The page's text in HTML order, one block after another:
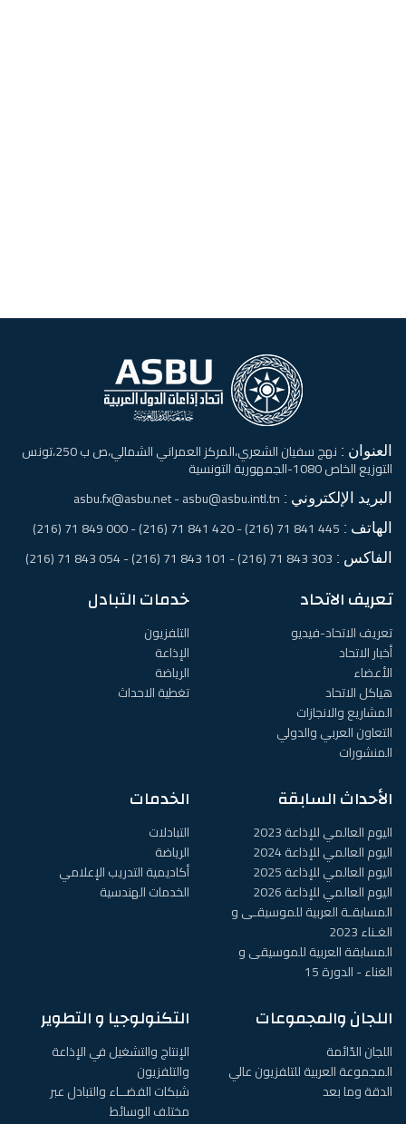
العنوان : نهج سفيان الشعري،المركز العمراني الشمالي،ص ب 250،تونس
التوزيع الخاص 1080-الجمهورية التونسية
البريد الإلكتروني : asbu.fx@asbu.net - asbu@asbu.intl.tn
الهاتف : 445 841 71 (216) - 420 841 71 (216) - 000 849 71 (216)
الفاكس : 303 843 71 (216) - 101 843 71 (216) - 054 843 71 (216)
تعريف الاتحاد
تعريف الاتحاد-فيديو
أخبار الاتحاد
الأعضاء
هياكل الاتحاد
المشاريع والانجازات
التعاون العربي والدولي
المنشورات
خدمات التبادل
التلفزيون
الإذاعة
الرياضة
تغطية الاحداث
الأحداث السابقة
اليوم العالمي للإذاعة 2023
اليوم العالمي للإذاعة 2024
اليوم العالمي للإذاعة 2025
اليوم العالمي للإذاعة 2026
المسابقـة العربية للموسيقـى و
الغـناء 2023
المسابقة العربية للموسيقى و
الغناء - الدورة 15
الخدمات
التبادلات
الرياضة
أكاديمية التدريب الإعلامي
الخدمات الهندسية
اللجان والمجموعات
اللجان الدّائمة
المجموعة العربية للتلفزيون عالي
الدقة وما بعد
التكنولوجيا و التطوير
الإنتاج والتشغيل في الإذاعة
والتلفزيون
شبكات الفضــاء والتبادل عبر
مختلف الوسائط